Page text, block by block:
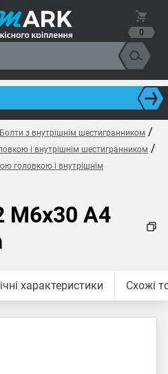
0
Болти з внутрішнім шестигранником /
і внутрішнім шестигранником /
головкою і внутрішнім
M6x30 A4
характеристики Схожі